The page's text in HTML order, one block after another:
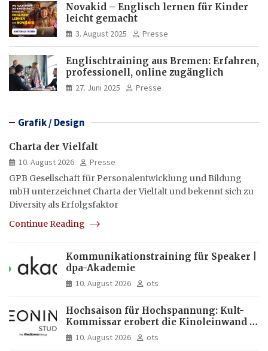
Novakid – Englisch lernen für Kinder
leicht gemacht
3. August 2025 Presse
Englischtraining aus Bremen: Erfahren,
professionell, online zugänglich
27. Juni 2025 Presse
Grafik / Design
Charta der Vielfalt
10. August 2026
Presse
GPB Gesellschaft für Personalentwicklung und Bildung
mbH unterzeichnet Charta der Vielfalt und bekennt sich zu
Diversity als Erfolgsfaktor
Continue Reading
Kommunikationstraining für Speaker |
dpa-Akademie
10. August 2026 ots
Hochsaison für Hochspannung: Kult-
Kommissar erobert die Kinoleinwand /
KOMMISSAR JENNERWEIN –
HOCHSAISON /Ab 5. November 2026 im
10. August 2026 ots